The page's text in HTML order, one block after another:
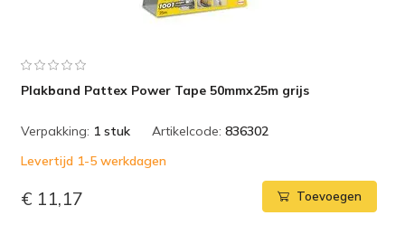
Plakband Pattex Power Tape 50mmx25m grijs
Verpakking: 1 stuk Artikelcode: 836302
Levertijd 1-5 werkdagen
€ 11,17 Toevoegen